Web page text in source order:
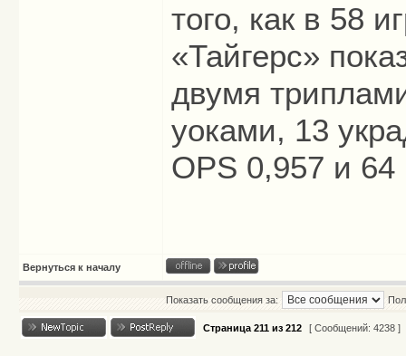
того, как в 58
«Тайгерс»
двумя
уоками, 13
OPS 0,957 и
Вернуться к началу
Показать сообщения за:
Страница 211 из 212 [ Сообщений: 4238 ]